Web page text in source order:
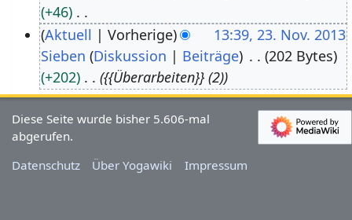
v
e
m
b
+46
K
e
i
n
e
B
e
Aktuell Vorherige
13:39, 23. Nov. 2013
Sieben Diskussion Beiträge
202 Bytes
+202
{{Überarbeiten}} (2)
Diese Seite wurde bisher 5.606-mal
abgerufen.
Datenschutz
Über Yogawiki Impressum